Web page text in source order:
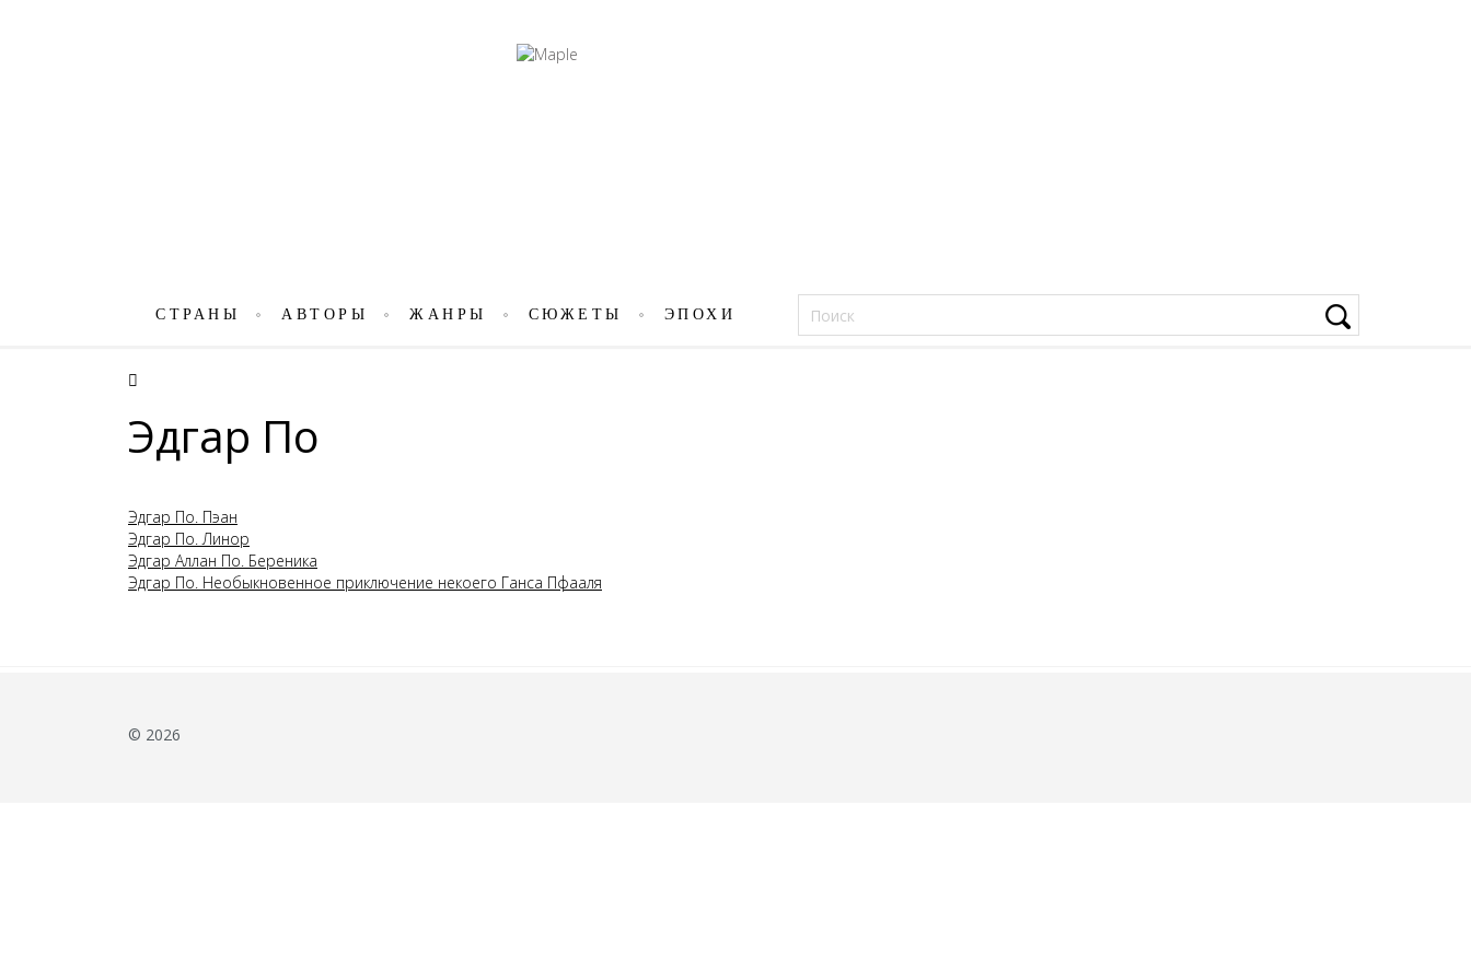
СТРАНЫ АВТОРЫ ЖАНРЫ СЮЖЕТЫ ЭПОХИ
Эдгар По
Эдгар По. Пэан
Эдгар По. Линор
Эдгар Аллан По. Береника
Эдгар По. Необыкновенное приключение некоего Ганса Пфааля
© 2026